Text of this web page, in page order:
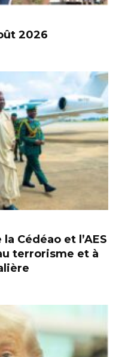
2026
Cédéao et l’AES
terrorisme et à